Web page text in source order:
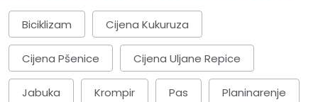
Biciklizam Cijena Kukuruza
Cijena Pšenice Cijena Uljane Repice
Jabuka Krompir Pas Planinarenje